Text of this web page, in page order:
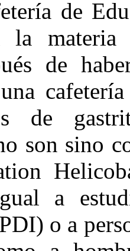
de
la materia
de
de
son sino
a
o a